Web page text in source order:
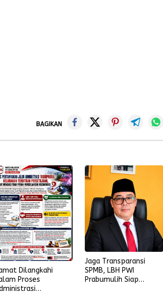
BAGIKAN
Dilangkahi
Proses
Jaga Transparansi
SPMB, LBH PWI
Prabumulih Siap